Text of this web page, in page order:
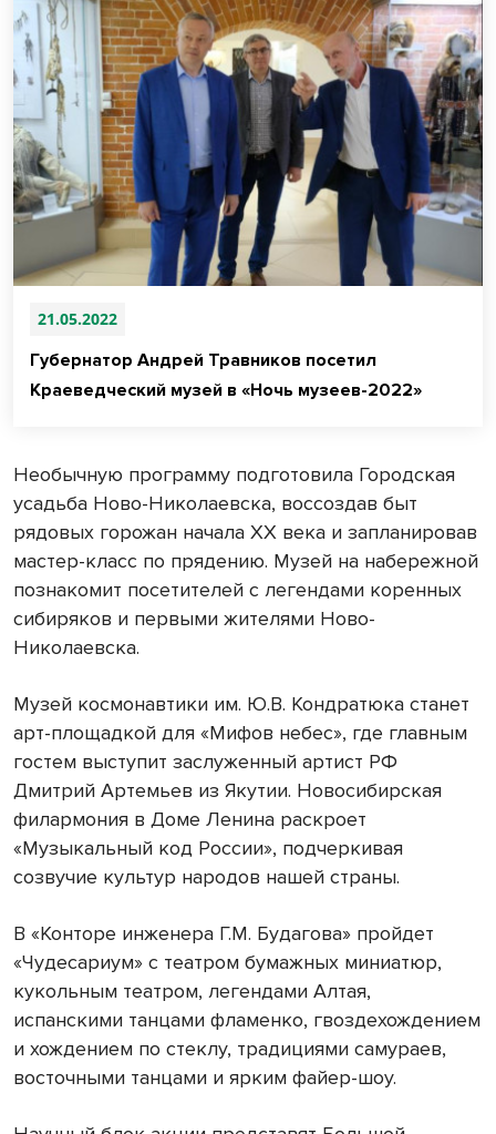
21.05.2022
Губернатор Андрей Травников посетил
Краеведческий музей в «Ночь музеев-2022»
Необычную программу подготовила Городская
усадьба Ново-Николаевска, воссоздав быт
рядовых горожан начала XX века и запланировав
мастер-класс по прядению. Музей на набережной
познакомит посетителей с легендами коренных
сибиряков и первыми жителями Ново-
Николаевска.
Музей космонавтики им. Ю.В. Кондратюка станет
арт-площадкой для «Мифов небес», где главным
гостем выступит заслуженный артист РФ
Дмитрий Артемьев из Якутии. Новосибирская
филармония в Доме Ленина раскроет
«Музыкальный код России», подчеркивая
созвучие культур народов нашей страны.
В «Конторе инженера Г.М. Будагова» пройдет
«Чудесариум» с театром бумажных миниатюр,
кукольным театром, легендами Алтая,
испанскими танцами фламенко, гвоздехождением
и хождением по стеклу, традициями самураев,
восточными танцами и ярким файер-шоу.